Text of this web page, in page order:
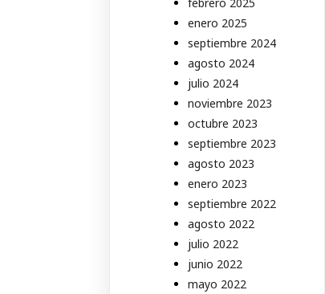
enero 2025
septiembre 2024
agosto 2024
julio 2024
noviembre 2023
octubre 2023
septiembre 2023
agosto 2023
enero 2023
septiembre 2022
agosto 2022
julio 2022
junio 2022
mayo 2022